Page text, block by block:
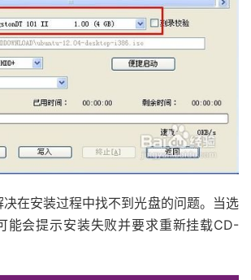
在安装过程中找不到光盘的问题。当选
能会提示安装失败并要求重新挂载CD-